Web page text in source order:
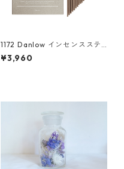
1172 Danlow インセンスステ
ィック-GINIC(ジニック)-
¥3,960